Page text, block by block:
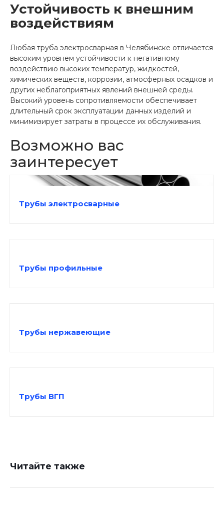
Устойчивость к внешним
воздействиям
Любая труба электросварная в Челябинске отличается
высоким уровнем устойчивости к негативному
воздействию высоких температур, жидкостей,
химических веществ, коррозии, атмосферных осадков и
других неблагоприятных явлений внешней среды.
Высокий уровень сопротивляемости обеспечивает
длительный срок эксплуатации данных изделий и
минимизирует затраты в процессе их обслуживания.
Возможно вас
заинтересует
Трубы электросварные
Трубы профильные
Трубы нержавеющие
Трубы ВГП
Читайте также